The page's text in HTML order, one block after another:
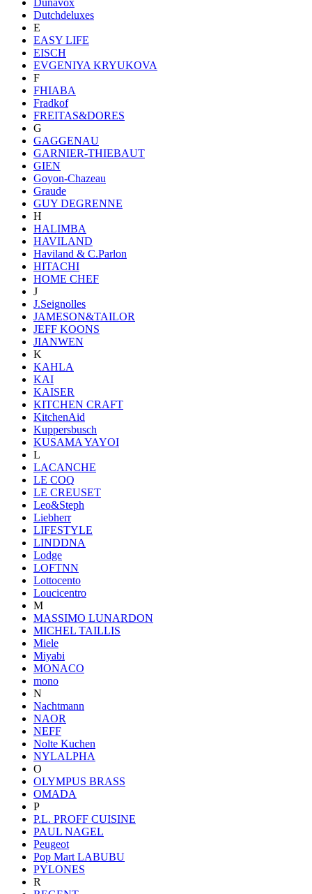
Dutchdeluxes
E
EASY LIFE
EISCH
EVGENIYA KRYUKOVA
F
FHIABA
Fradkof
FREITAS&DORES
G
GAGGENAU
GARNIER-THIEBAUT
GIEN
Goyon-Chazeau
Graude
GUY DEGRENNE
H
HALIMBA
HAVILAND
Haviland & C.Parlon
HITACHI
HOME CHEF
J
J.Seignolles
JAMESON&TAILOR
JEFF KOONS
JIANWEN
K
KAHLA
KAI
KAISER
KITCHEN CRAFT
KitchenAid
Kuppersbusch
KUSAMA YAYOI
L
LACANCHE
LE COQ
LE CREUSET
Leo&Steph
Liebherr
LIFESTYLE
LINDDNA
Lodge
LOFTNN
Lottocento
Loucicentro
M
MASSIMO LUNARDON
MICHEL TAILLIS
Miele
Miyabi
MONACO
mono
N
Nachtmann
NAOR
NEFF
Nolte Kuchen
NYLALPHA
O
OLYMPUS BRASS
OMADA
P
P.L. PROFF CUISINE
PAUL NAGEL
Peugeot
Pop Mart LABUBU
PYLONES
R